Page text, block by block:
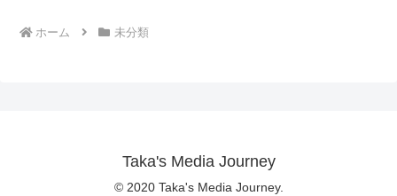
ホーム 未分類
Taka's Media Journey
© 2020 Taka's Media Journey.